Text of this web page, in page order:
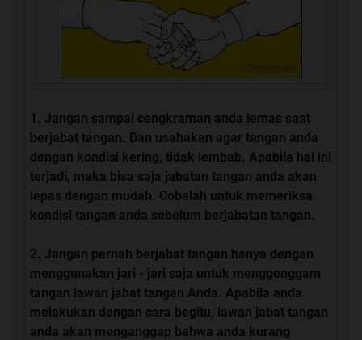
Jangan sampai cengkraman anda lemas saat
berjabat tangan. Dan usahakan agar tangan anda
dengan kondisi kering, tidak lembab. Apabila hal ini
terjadi, maka bisa saja jabatan tangan anda akan
lepas dengan mudah. Cobalah untuk memeriksa
kondisi tangan anda sebelum berjabatan tangan.
Jangan pernah berjabat tangan hanya dengan
menggunakan jari - jari saja untuk menggenggam
tangan lawan jabat tangan Anda. Apabila anda
melakukan dengan cara begitu, lawan jabat tangan
anda akan menganggap bahwa anda kurang